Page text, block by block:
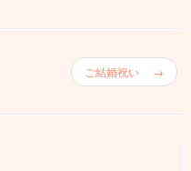
ご結婚祝い →